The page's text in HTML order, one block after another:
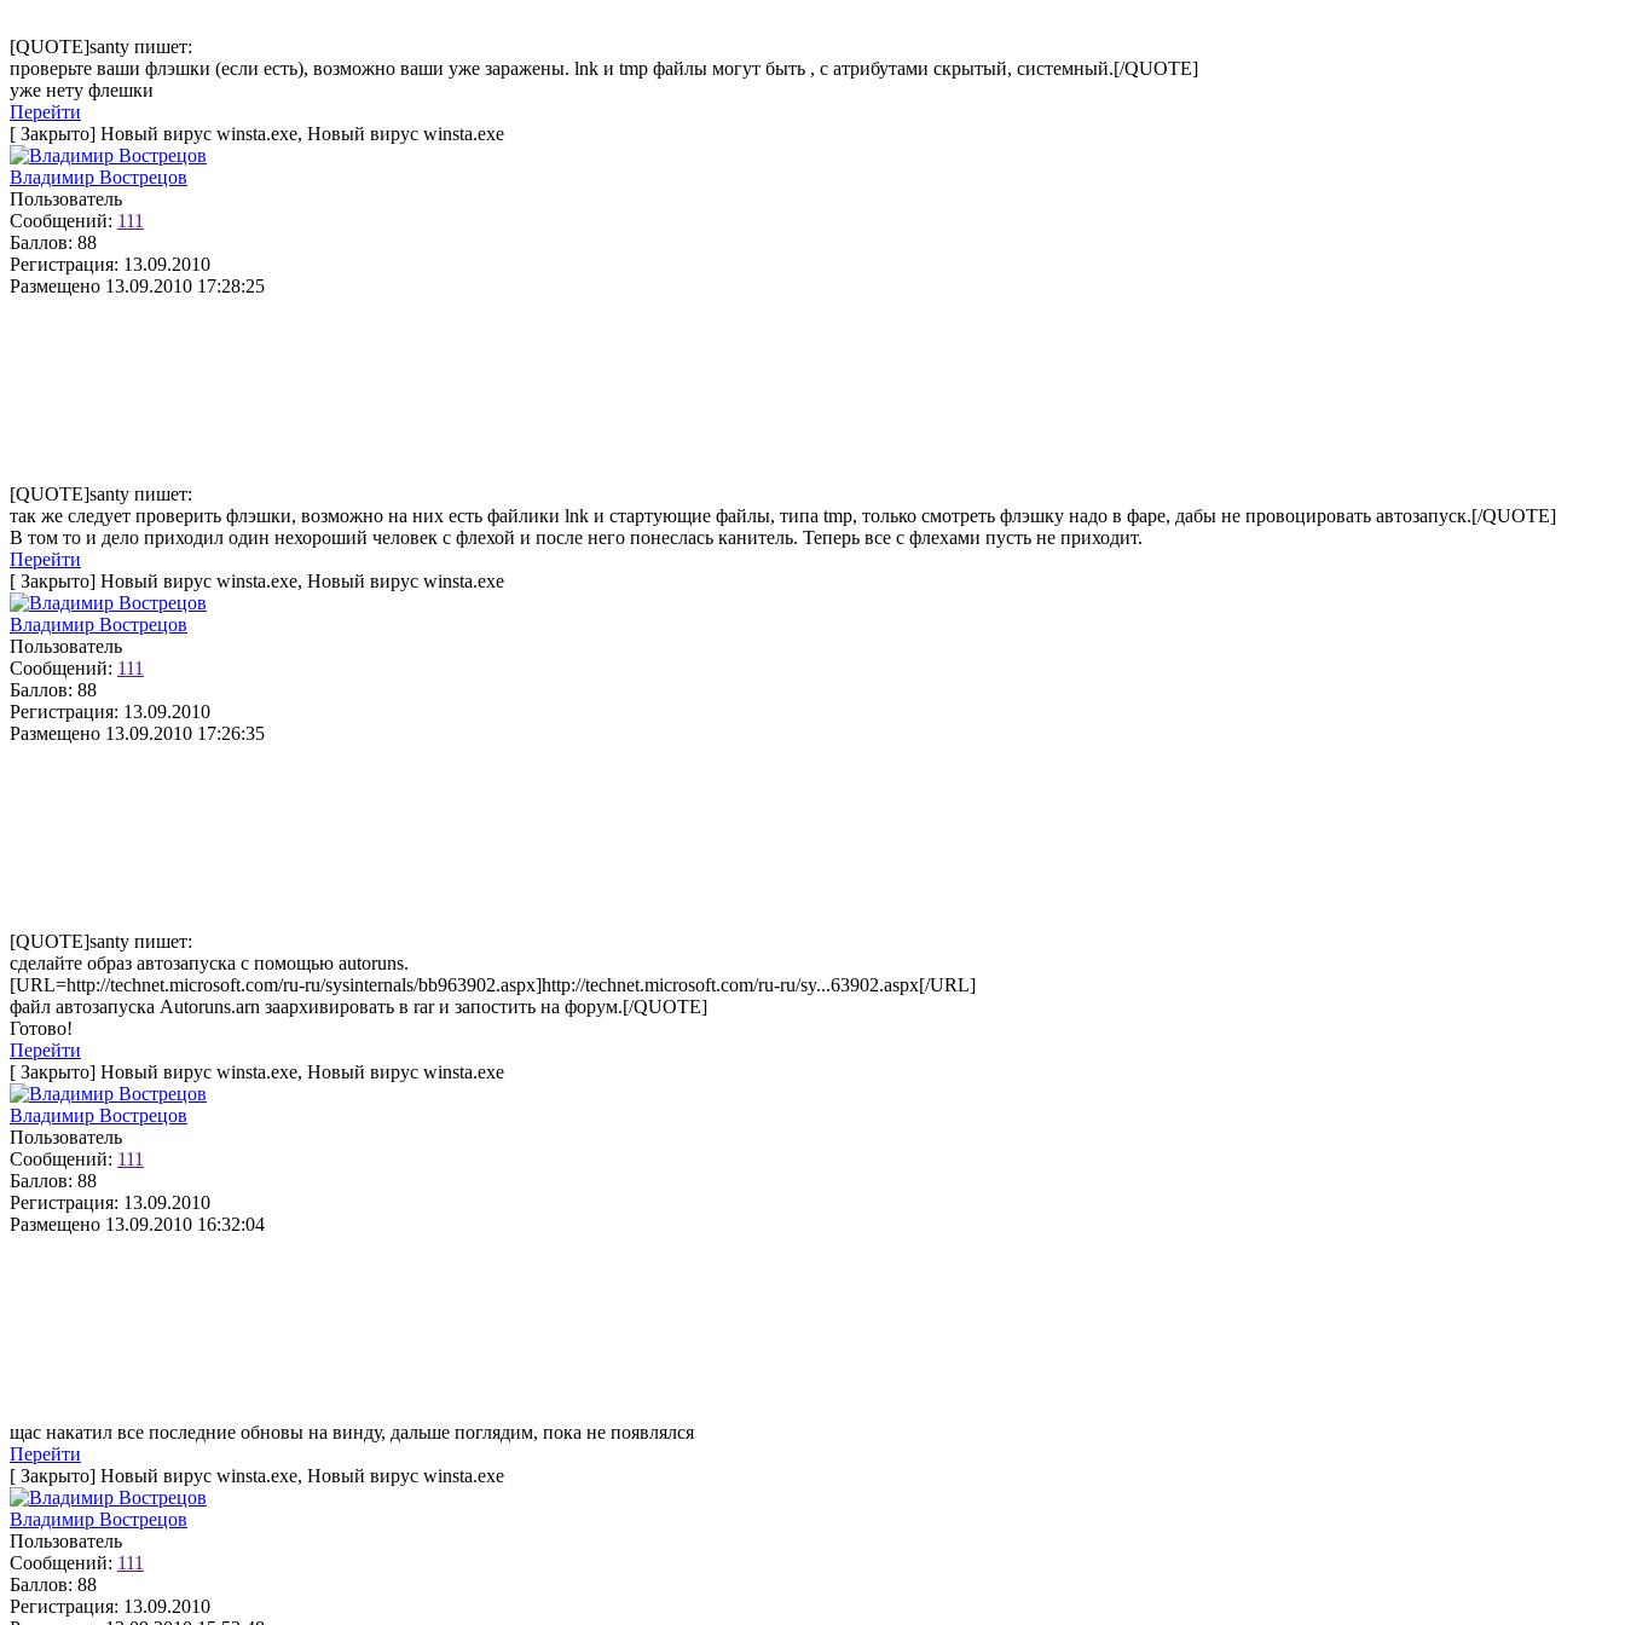
[QUOTE]santy пишет:
проверьте ваши флэшки (если есть), возможно ваши уже заражены. lnk и tmp файлы могут быть , с атрибутами скрытый, системный.[/QUOTE]
уже нету флешки
Перейти
[ Закрыто] Новый вирус winsta.exe, Новый вирус winsta.exe
Владимир Вострецов
Пользователь
Сообщений: 111
Баллов: 88
Регистрация: 13.09.2010
Размещено 13.09.2010 17:28:25
[QUOTE]santy пишет:
так же следует проверить флэшки, возможно на них есть файлики lnk и стартующие файлы, типа tmp, только смотреть флэшку надо в фаре, дабы не провоцировать автозапуск.[/QUOTE]
В том то и дело приходил один нехороший человек с флехой и после него понеслась канитель. Теперь все с флехами пусть не приходит.
Перейти
[ Закрыто] Новый вирус winsta.exe, Новый вирус winsta.exe
Владимир Вострецов
Пользователь
Сообщений: 111
Баллов: 88
Регистрация: 13.09.2010
Размещено 13.09.2010 17:26:35
[QUOTE]santy пишет:
сделайте образ автозапуска с помощью autoruns.
[URL=http://technet.microsoft.com/ru-ru/sysinternals/bb963902.aspx]http://technet.microsoft.com/ru-ru/sy...63902.aspx[/URL]
файл автозапуска Autoruns.arn заархивировать в rar и запостить на форум.[/QUOTE]
Готово!
Перейти
[ Закрыто] Новый вирус winsta.exe, Новый вирус winsta.exe
Владимир Вострецов
Пользователь
Сообщений: 111
Баллов: 88
Регистрация: 13.09.2010
Размещено 13.09.2010 16:32:04
щас накатил все последние обновы на винду, дальше поглядим, пока не появлялся
Перейти
[ Закрыто] Новый вирус winsta.exe, Новый вирус winsta.exe
Владимир Вострецов
Пользователь
Сообщений: 111
Баллов: 88
Регистрация: 13.09.2010